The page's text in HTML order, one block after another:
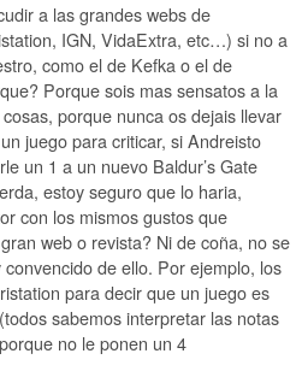
a las grandes webs de
IGN, VidaExtra, etc…) si no a
como el de Kefka o el de
Porque sois mas sensatos a la
porque nunca os dejais llevar
juego para criticar, si Andreisto
un 1 a un nuevo Baldur’s Gate
estoy seguro que lo haria,
con los mismos gustos que
web o revista? Ni de coña, no se
de ello. Por ejemplo, los
para decir que un juego es
sabemos interpretar las notas
no le ponen un 4